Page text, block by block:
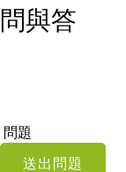
問與答
問題
送出問題